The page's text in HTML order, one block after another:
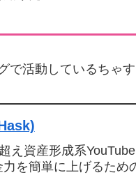
で活動しているちゃす
え資産形成系
を簡単に上げるため